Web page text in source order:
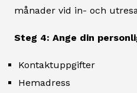
månader vid in- och
Steg 4: Ange din
Kontaktuppgifter
Hemadress